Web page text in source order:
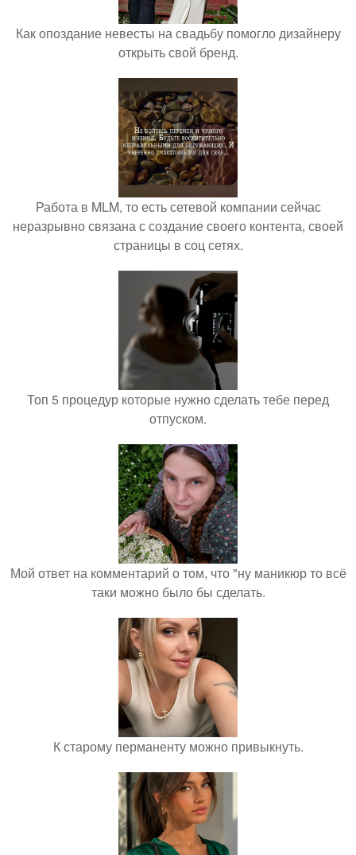
Как опоздание невесты на свадьбу помогло дизайнеру
открыть свой бренд.
Работа в MLM, то есть сетевой компании сейчас
неразрывно связана с создание своего контента, своей
страницы в соц сетях.
Топ 5 процедур которые нужно сделать тебе перед
отпуском.
Мой ответ на комментарий о том, что "ну маникюр то всё
таки можно было бы сделать.
К старому перманенту можно привыкнуть.